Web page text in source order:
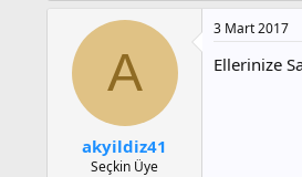
p
k
l
A
akyildiz41
Seçkin Üye
3 Mart 2017
Ellerinize